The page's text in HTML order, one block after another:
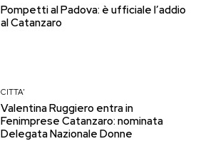
Pompetti al Padova: è ufficiale l’addio
al Catanzaro
CITTA'
Valentina Ruggiero entra in
Fenimprese Catanzaro: nominata
Delegata Nazionale Donne